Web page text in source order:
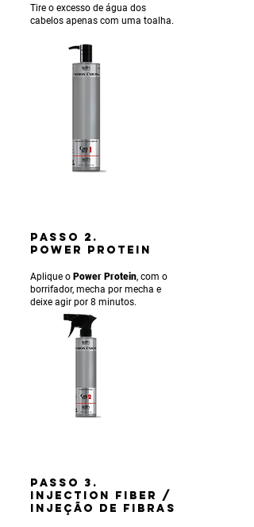
Tire o excesso de água dos
cabelos apenas com uma toalha.
PASSO 2.
POWER PROTEIN
Aplique o Power Protein, com o
borrifador, mecha por mecha e
deixe agir por 8 minutos.
PASSO 3.
INJECTION FIBER /
INJEÇÃO DE FIBRAS